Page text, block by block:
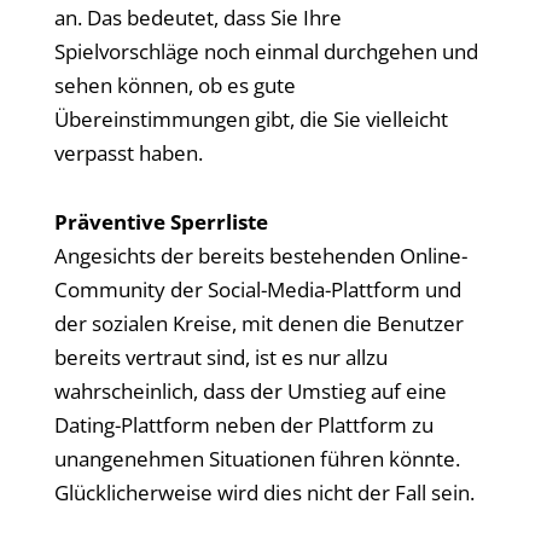
an. Das bedeutet, dass Sie Ihre
Spielvorschläge noch einmal durchgehen und
sehen können, ob es gute
Übereinstimmungen gibt, die Sie vielleicht
verpasst haben.
Präventive Sperrliste
Angesichts der bereits bestehenden Online-
Community der Social-Media-Plattform und
der sozialen Kreise, mit denen die Benutzer
bereits vertraut sind, ist es nur allzu
wahrscheinlich, dass der Umstieg auf eine
Dating-Plattform neben der Plattform zu
unangenehmen Situationen führen könnte.
Glücklicherweise wird dies nicht der Fall sein.